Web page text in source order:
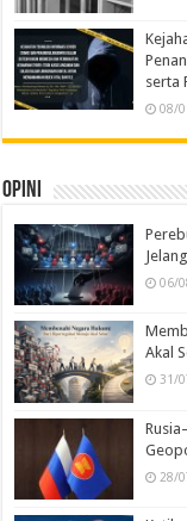
serta
08/
Opini
06/
Akal
31/
28/